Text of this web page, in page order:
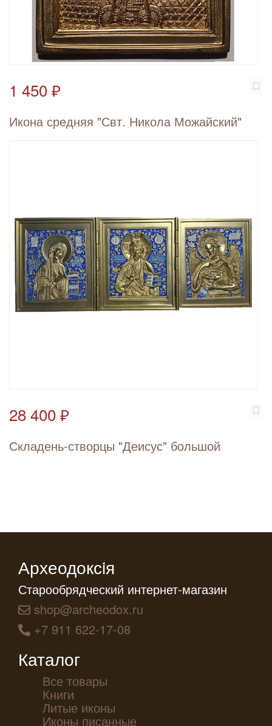
1 450 ₽
Икона средняя "Свт. Никола Можайский"
28 400 ₽
Складень-створцы "Деисус" большой
Археодоксiя
Старообрядческий интернет-магазин
shop@archeodox.ru
+7 911 622-17-08
Каталог
Все товары
Книги
Литые иконы
Иконы писанные